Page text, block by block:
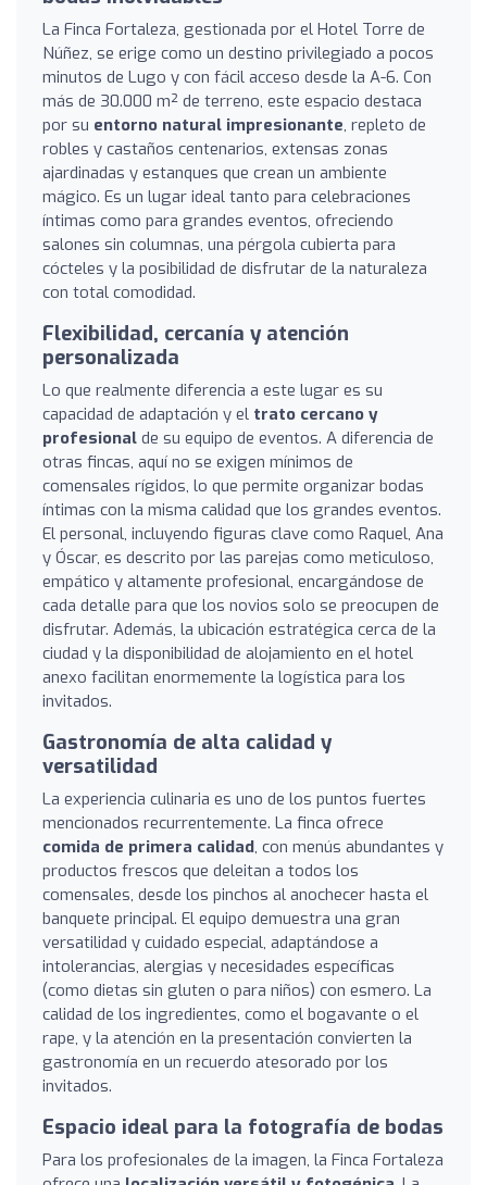
La Finca Fortaleza, gestionada por el Hotel Torre de
Núñez, se erige como un destino privilegiado a pocos
minutos de Lugo y con fácil acceso desde la A-6. Con
más de 30.000 m² de terreno, este espacio destaca
por su entorno natural impresionante, repleto de
robles y castaños centenarios, extensas zonas
ajardinadas y estanques que crean un ambiente
mágico. Es un lugar ideal tanto para celebraciones
íntimas como para grandes eventos, ofreciendo
salones sin columnas, una pérgola cubierta para
cócteles y la posibilidad de disfrutar de la naturaleza
con total comodidad.
Flexibilidad, cercanía y atención
personalizada
Lo que realmente diferencia a este lugar es su
capacidad de adaptación y el trato cercano y
profesional de su equipo de eventos. A diferencia de
otras fincas, aquí no se exigen mínimos de
comensales rígidos, lo que permite organizar bodas
íntimas con la misma calidad que los grandes eventos.
El personal, incluyendo figuras clave como Raquel, Ana
y Óscar, es descrito por las parejas como meticuloso,
empático y altamente profesional, encargándose de
cada detalle para que los novios solo se preocupen de
disfrutar. Además, la ubicación estratégica cerca de la
ciudad y la disponibilidad de alojamiento en el hotel
anexo facilitan enormemente la logística para los
invitados.
Gastronomía de alta calidad y
versatilidad
La experiencia culinaria es uno de los puntos fuertes
mencionados recurrentemente. La finca ofrece
comida de primera calidad, con menús abundantes y
productos frescos que deleitan a todos los
comensales, desde los pinchos al anochecer hasta el
banquete principal. El equipo demuestra una gran
versatilidad y cuidado especial, adaptándose a
intolerancias, alergias y necesidades específicas
(como dietas sin gluten o para niños) con esmero. La
calidad de los ingredientes, como el bogavante o el
rape, y la atención en la presentación convierten la
gastronomía en un recuerdo atesorado por los
invitados.
Espacio ideal para la fotografía de bodas
Para los profesionales de la imagen, la Finca Fortaleza